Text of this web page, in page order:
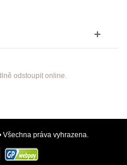
odstoupit online.
práva vyhrazena.